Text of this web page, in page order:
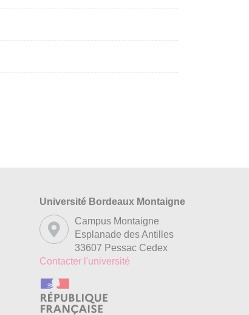
Université Bordeaux Montaigne
Campus Montaigne
Esplanade des Antilles
33607 Pessac Cedex
Contacter l'université